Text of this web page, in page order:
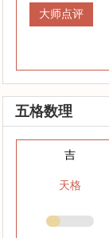
大师点评
五格数理
吉
天格